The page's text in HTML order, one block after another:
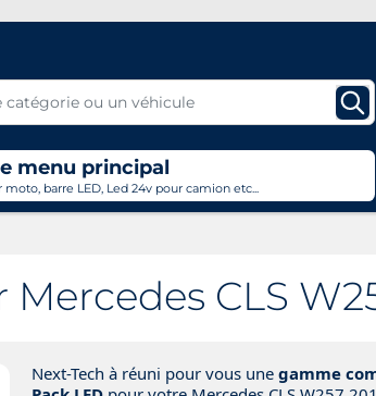
menu principal
barre LED, Led 24v pour camion etc...
Mercedes CLS
Next-Tech à réuni pour vous une gamme